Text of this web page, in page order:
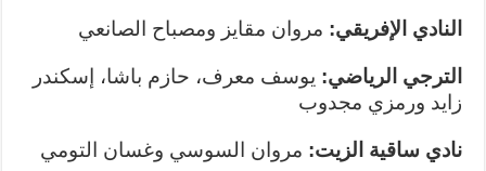
النادي الإفريقي: مروان مقايز ومصباح الصانعي
الترجي الرياضي: يوسف معرف، حازم باشا، إسكندر
زايد ورمزي مجدوب
نادي ساقية الزيت: مروان السوسي وغسان التومي